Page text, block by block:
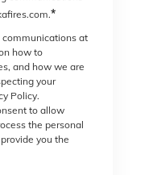
*
communications at
how to
and how we are
your
Policy.
to allow
the personal
you the